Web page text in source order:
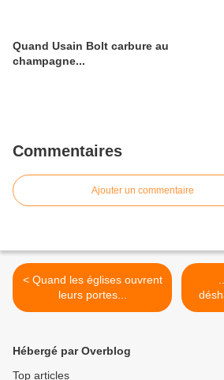
Quand Usain Bolt carbure au
champagne...
Commentaires
Ajouter un commentaire
< Quand les églises ouvrent
leurs portes...
Hébergé par Overblog
Top articles